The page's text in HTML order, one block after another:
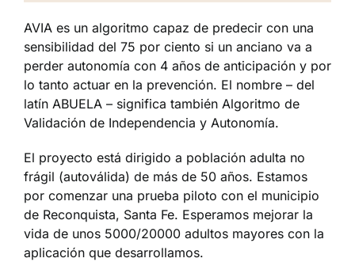
AVIA es un algoritmo capaz de predecir con una
sensibilidad del 75 por ciento si un anciano va a
perder autonomía con 4 años de anticipación y por
lo tanto actuar en la prevención. El nombre – del
latín ABUELA – significa también Algoritmo de
Validación de Independencia y Autonomía.
El proyecto está dirigido a población adulta no
frágil (autoválida) de más de 50 años. Estamos
por comenzar una prueba piloto con el municipio
de Reconquista, Santa Fe. Esperamos mejorar la
vida de unos 5000/20000 adultos mayores con la
aplicación que desarrollamos.